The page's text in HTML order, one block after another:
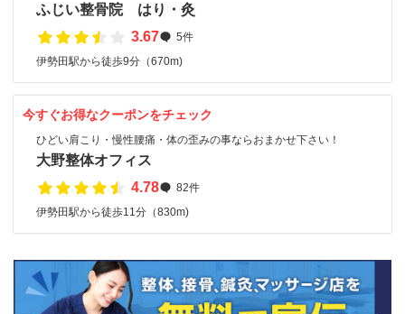
ふじい整骨院 はり・灸
3.67
5件
伊勢田駅から徒歩9分（670m)
今すぐお得なクーポンをチェック
ひどい肩こり・慢性腰痛・体の歪みの事ならおまかせ下さい！
大野整体オフィス
4.78
82件
伊勢田駅から徒歩11分（830m)